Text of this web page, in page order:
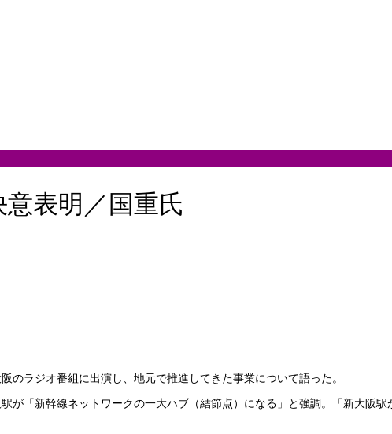
表明／国重氏
ラジオ番組に出演し、地元で推進してきた事業について語った。
「新幹線ネットワークの一大ハブ（結節点）になる」と強調。「新大阪